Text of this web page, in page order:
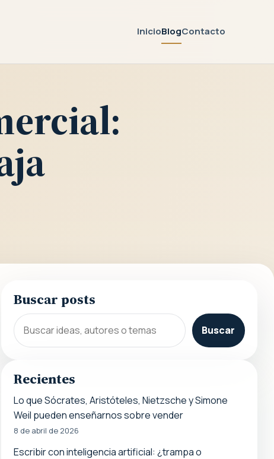
InicioBlogContacto
Buscar posts
Buscar
Recientes
Lo que Sócrates, Aristóteles, Nietzsche y Simone
Weil pueden enseñarnos sobre vender
8 de abril de 2026
Escribir con inteligencia artificial: ¿trampa o